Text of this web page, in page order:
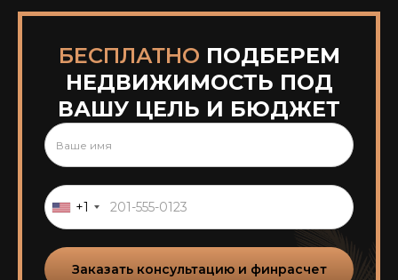
БЕСПЛАТНО ПОДБЕРЕМ
НЕДВИЖИМОСТЬ ПОД
ВАШУ ЦЕЛЬ И БЮДЖЕТ
+1